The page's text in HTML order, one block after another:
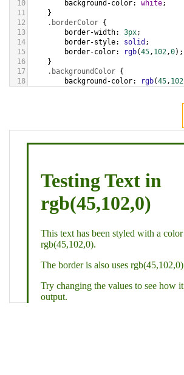
10
background-color: white;
11
}
12
.borderColor {
13
border-width: 3px;
14
border-style: solid ;
15
border-color: rgb(45, 102,0);
16
}
17
.backgroundColor {
18
background-color: rgb(45, 102
white, rgb(45,102,0));
div class="textColor borderColor"
< h1>Testing Text in rgb(45,102,0)